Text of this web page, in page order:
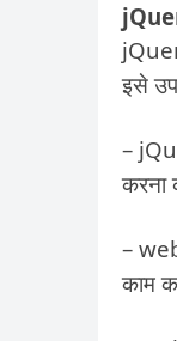
इसे
–
करना
–
काम